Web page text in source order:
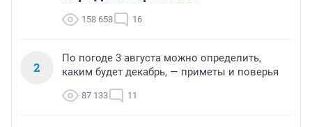
158 658 16
2
По погоде 3 августа можно определить,
каким будет декабрь, — приметы и поверья
87 133 11